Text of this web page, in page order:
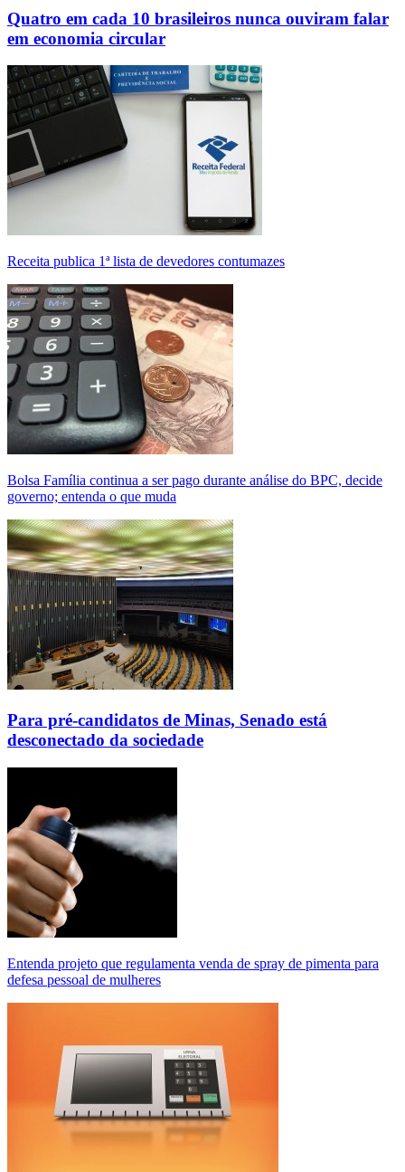
Quatro em cada 10 brasileiros nunca ouviram falar
em economia circular
Receita publica 1ª lista de devedores contumazes
Bolsa Família continua a ser pago durante análise do BPC, decide
governo; entenda o que muda
Para pré-candidatos de Minas, Senado está
desconectado da sociedade
Entenda projeto que regulamenta venda de spray de pimenta para
defesa pessoal de mulheres